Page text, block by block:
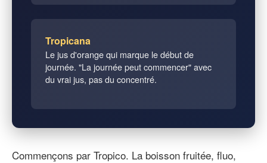
Tropicana
Le jus d'orange qui marque le début de
journée. "La journée peut commencer" avec
du vrai jus, pas du concentré.
Commençons par Tropico. La boisson fruitée, fluo,